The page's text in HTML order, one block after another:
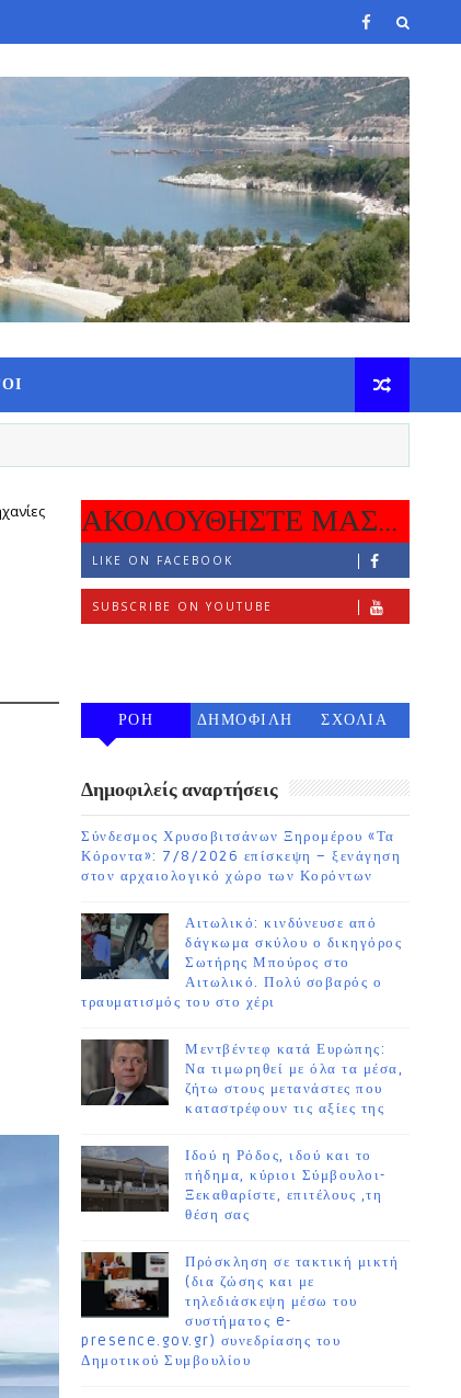
ΑΚΟΛΟΥΘΗΣΤΕ ΜΑΣ...
LIKE ON FACEBOOK
SUBSCRIBE ON YOUTUBE
ΡΟΗ
ΔΗΜΟΦΙΛΗ
ΣΧΟΛΙΑ
Δημοφιλείς αναρτήσεις
Σύνδεσμος Χρυσοβιτσάνων Ξηρομέρου «Τα
Κόροντα»: 7/8/2026 επίσκεψη – ξενάγηση
στον αρχαιολογικό χώρο των Κορόντων
Αιτωλικό: κινδύνευσε από
δάγκωμα σκύλου ο δικηγόρος
Σωτήρης Μπούρος στο
Αιτωλικό. Πολύ σοβαρός ο
τραυματισμός του στο χέρι
Μεντβέντεφ κατά Ευρώπης:
Να τιμωρηθεί με όλα τα μέσα,
ζήτω στους μετανάστες που
καταστρέφουν τις αξίες της
Ιδού η Ρόδος, ιδού και το
πήδημα, κύριοι Σύμβουλοι-
Ξεκαθαρίστε, επιτέλους ,τη
θέση σας
Πρόσκληση σε τακτική μικτή
(δια ζώσης και με
τηλεδιάσκεψη μέσω του
συστήματος e-
presence.gov.gr) συνεδρίασης του
Δημοτικού Συμβουλίου